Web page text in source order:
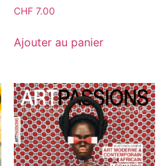
CHF7.00
Ajouter au panier